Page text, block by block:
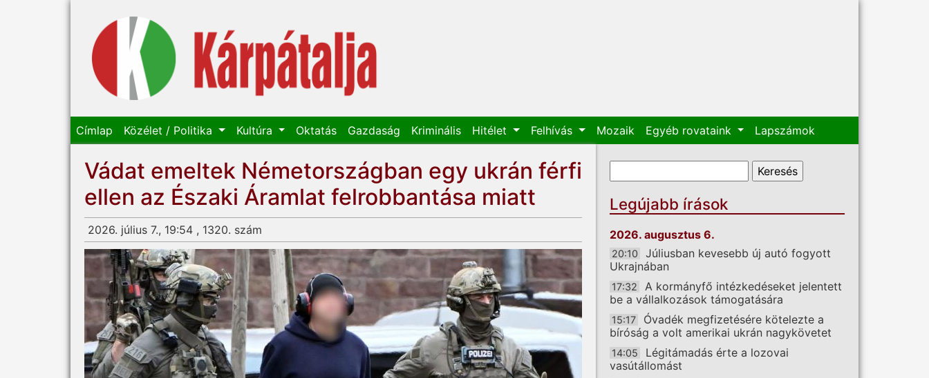
Címlap Közélet / Politika Kultúra Oktatás Gazdaság Kriminális Hitélet Felhívás Mozaik Egyéb rovataink Lapszámok
Vádat emeltek Németországban egy ukrán férfi
ellen az Északi Áramlat felrobbantása miatt
2026. július 7., 19:54 , 1320. szám
Keresés űrlap
Legújabb írások
2026. augusztus 6.
20:10
Júliusban kevesebb új autó fogyott
Ukrajnában
17:32
A kormányfő intézkedéseket jelentett
be a vállalkozások támogatására
15:17
Óvadék megfizetésére kötelezte a
bíróság a volt amerikai ukrán nagykövetet
14:05
Légitámadás érte a lozovai
vasútállomást